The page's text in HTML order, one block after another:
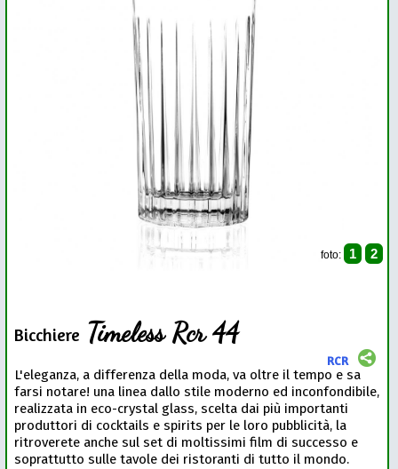
foto: 1 2
Bicchiere Timeless Rcr 44
RCR
L'eleganza, a differenza della moda, va oltre il tempo e sa
farsi notare! una linea dallo stile moderno ed inconfondibile,
realizzata in eco-crystal glass, scelta dai più importanti
produttori di cocktails e spirits per le loro pubblicità, la
ritroverete anche sul set di moltissimi film di successo e
soprattutto sulle tavole dei ristoranti di tutto il mondo.